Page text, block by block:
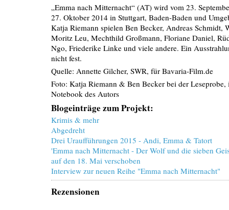
„Emma nach Mitternacht“ (AT) wird vom 23.
27. Oktober 2014 in Stuttgart, Baden-Baden und
Katja Riemann spielen Ben Becker, Andreas Schmidt,
Moritz Leu, Mechthild Großmann, Floriane Daniel,
Ngo, Friederike Linke und viele andere. Ein
nicht fest.
Quelle: Annette Gilcher, SWR, für Bavaria-Film.de
Foto: Katja Riemann & Ben Becker bei der
Notebook des Autors
Blogeinträge zum Projekt:
Krimis & mehr
Abgedreht
Drei Uraufführungen 2015 - Andi, Emma & Tatort
'Emma nach Mitternacht - Der Wolf und die sieben
auf den 18. Mai verschoben
Interview zur neuen Reihe "Emma nach Mitternacht"
Rezensionen